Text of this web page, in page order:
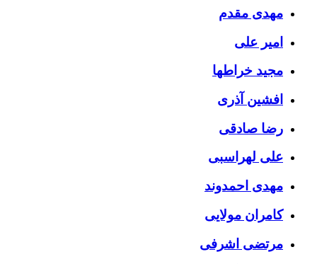
مهدی مقدم
امیر علی
مجید خراطها
افشین آذری
رضا صادقی
علی لهراسبی
مهدی احمدوند
کامران مولایی
مرتضی اشرفی